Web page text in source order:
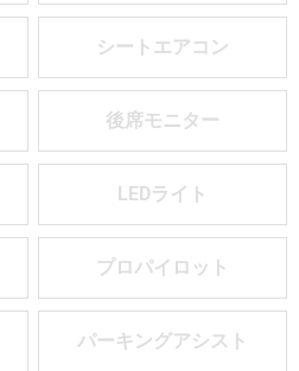
シートエアコン
後席モニター
LEDライト
プロパイロット
パーキングアシスト